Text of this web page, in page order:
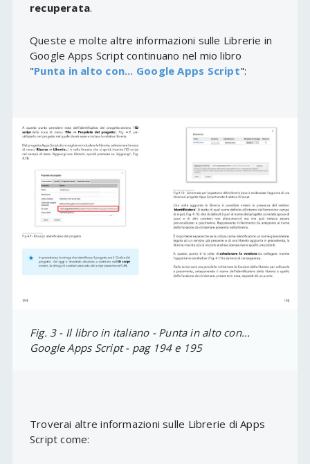
recuperata.
Queste e molte altre informazioni sulle Librerie in
Google Apps Script continuano nel mio libro
"Punta in alto con... Google Apps Script":
Fig. 3 - Il libro in italiano - Punta in alto con...
Google Apps Script - pag 194 e 195
Troverai altre informazioni sulle Librerie di Apps
Script come: